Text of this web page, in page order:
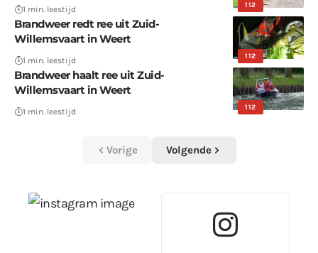
112
1 min. leestijd
112
Brandweer redt ree uit Zuid-
Willemsvaart in Weert
1 min. leestijd
112
Brandweer haalt ree uit Zuid-
Willemsvaart in Weert
1 min. leestijd
Vorige Volgende